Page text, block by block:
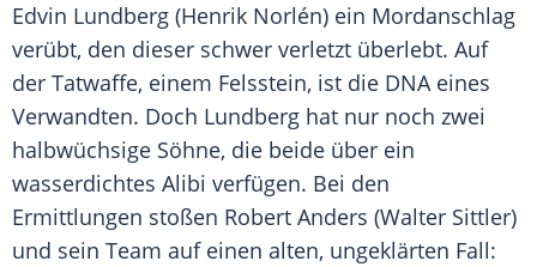
Edvin Lundberg (Henrik Norlén) ein Mordanschlag
verübt, den dieser schwer verletzt überlebt. Auf
der Tatwaffe, einem Felsstein, ist die DNA eines
Verwandten. Doch Lundberg hat nur noch zwei
halbwüchsige Söhne, die beide über ein
wasserdichtes Alibi verfügen. Bei den
Ermittlungen stoßen Robert Anders (Walter Sittler)
und sein Team auf einen alten, ungeklärten Fall: